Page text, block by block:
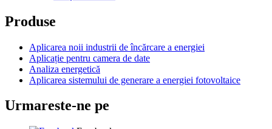
Produse
Aplicarea noii industrii de încărcare a energiei
Aplicație pentru camera de date
Analiza energetică
Aplicarea sistemului de generare a energiei fotovoltaice
Urmareste-ne pe